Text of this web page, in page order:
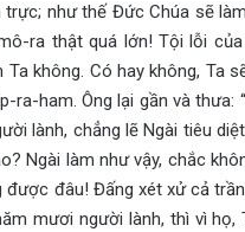
như thế Đức Chúa sẽ
ra thật quá lớn! Tội lỗi
không. Có hay không, Ta
ham. Ông lại gần và thưa:
lành, chẳng lẽ Ngài tiêu
Ngài làm như vậy, chắc
đâu! Đấng xét xử cả
mươi người lành, thì vì